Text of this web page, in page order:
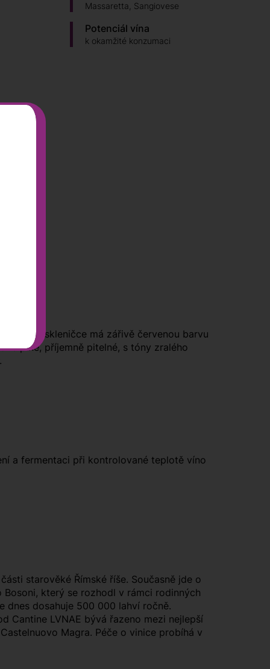
Massaretta, Sangiovese
Potenciál vína
k okamžité konzumaci
Ve skleničce má zářivě červenou barvu
plné, příjemně pitelné, s tóny zralého
a fermentaci při kontrolované teplotě víno
starověké Římské říše. Současně jde o
který se rozhodl v rámci rodinných
dnes dosahuje 500 000 lahví ročně.
Cantine LVNAE bývá řazeno mezi nejlepší
Magra. Péče o vinice probíhá v